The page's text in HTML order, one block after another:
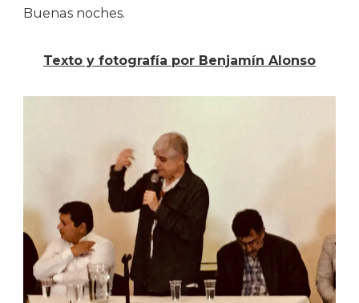
Buenas noches.
Texto y fotografía por Benjamín Alonso